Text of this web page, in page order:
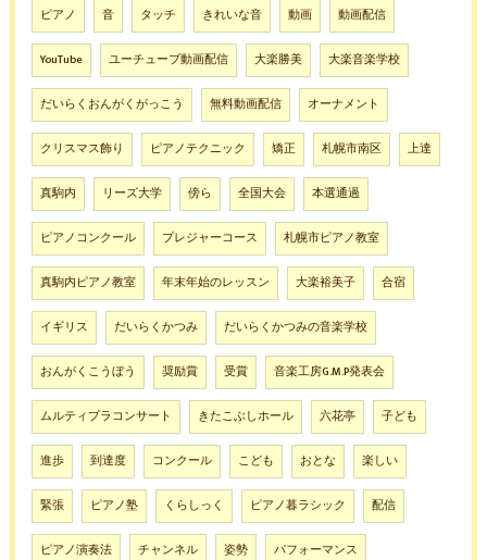
ピアノ 音 タッチ きれいな音 動画 動画配信
YouTube ユーチューブ動画配信 大楽勝美 大楽音楽学校
だいらくおんがくがっこう 無料動画配信 オーナメント
クリスマス飾り ピアノテクニック 矯正 札幌市南区 上達
真駒内 リーズ大学 傍ら 全国大会 本選通過
ピアノコンクール プレジャーコース 札幌市ピアノ教室
真駒内ピアノ教室 年末年始のレッスン 大楽裕美子 合宿
イギリス だいらくかつみ だいらくかつみの音楽学校
おんがくこうぼう 奨励賞 受賞 音楽工房G.M.P発表会
ムルティプラコンサート きたこぶしホール 六花亭 子ども
進歩 到達度 コンクール こども おとな 楽しい
緊張 ピアノ塾 くらしっく ピアノ暮ラシック 配信
ピアノ演奏法 チャンネル 姿勢 パフォーマンス